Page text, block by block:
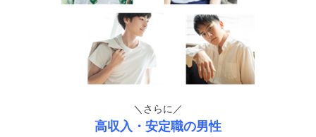
＼さらに／
高収入・安定職の男性